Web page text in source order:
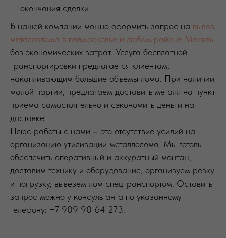
окончания сделки.
В нашей компании можно оформить запрос на вывоз
металлолома в подмосковье и любом районе Москвы
без экономических затрат. Услуга бесплатной
транспортировки предлагается клиентам,
накапливающим большие объемы лома. При наличии
малой партии, предлагаем доставить металл на пункт
приема самостоятельно и сэкономить деньги на
доставке.
Плюс работы с нами – это отсутствие усилий на
организацию утилизации металлолома. Мы готовы
обеспечить оперативный и аккуратный монтаж,
доставим технику и оборудование, организуем резку
и погрузку, вывезем лом спецтранспортом. Оставить
запрос можно у консультанта по указанному
телефону: +7 909 90 64 273.